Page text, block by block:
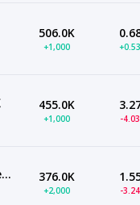
506.0K
+1,000
455.0K
+1,000 -
中国电视剧精选 Chinese Drama
376.0K
+2,000 -